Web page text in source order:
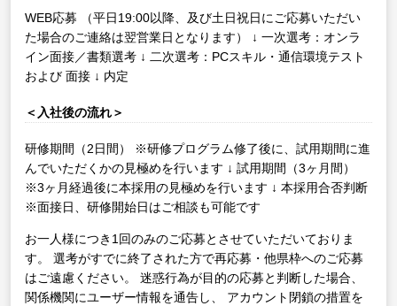
WEB応募 （平日19:00以降、及び土日祝日にご応募いただい
た場合のご連絡は翌営業日となります）
↓ 一次選考：オンラ
イン面接／書類選考 ↓ 二次選考：PCスキル・通信環境テスト
および 面接 ↓ 内定
＜入社後の流れ＞
研修期間（2日間）
※研修プログラム修了後に、試用期間に進
んでいただくかの見極めを行います ↓ 試用期間（3ヶ月間）
※3ヶ月経過後に本採用の見極めを行います ↓ 本採用合否判断
※面接日、研修開始日はご相談も可能です
お一人様につき1回のみのご応募とさせていただいておりま
す。
選考がすでに終了された方で再応募・他県枠へのご応募
はご遠慮ください。
迷惑行為が目的の応募と判断した場合、
関係機関にユーザー情報を通告し、
アカウント閉鎖の措置を